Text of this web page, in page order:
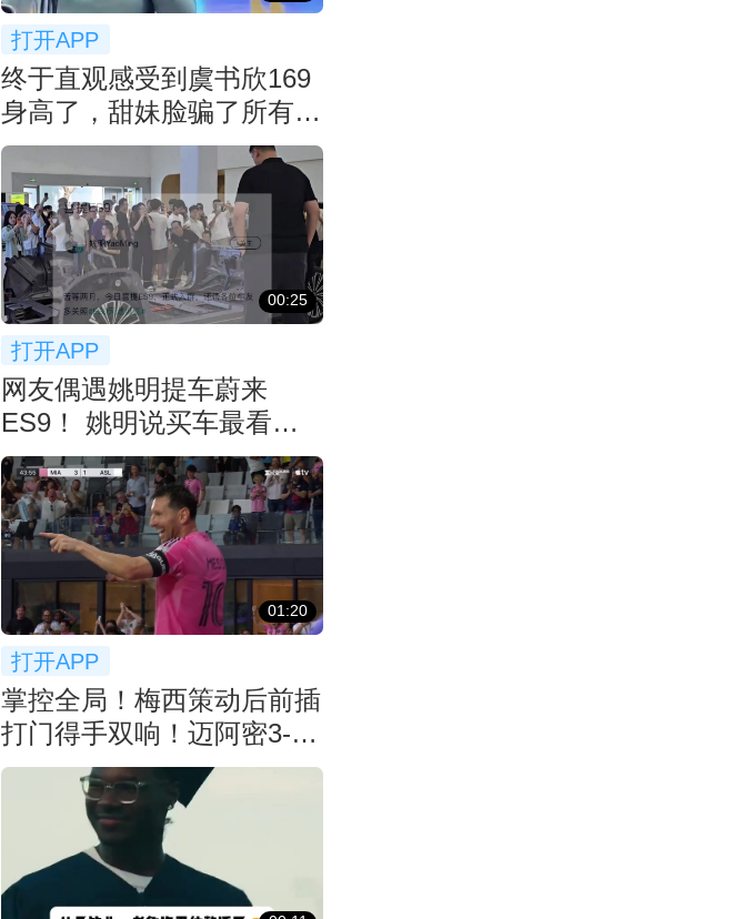
打开APP
终于直观感受到虞书欣169
身高了，甜妹脸骗了所有人
👀
00:25
打开APP
网友偶遇姚明提车蔚来
ES9！ 姚明说买车最看重
空间：等了2月
01:20
打开APP
掌控全局！梅西策动后前插
打门得手双响！迈阿密3-1
扩大比分！